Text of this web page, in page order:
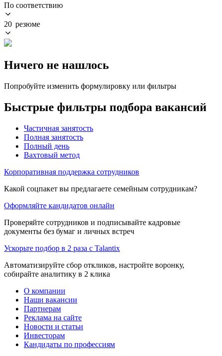
По соответствию
20 резюме
Ничего не нашлось
Попробуйте изменить формулировку или фильтры
Быстрые фильтры подбора вакансий
Частичная занятость
Полная занятость
Полный день
Вахтовый метод
Корпоративная поддержка сотрудников
Какой соцпакет вы предлагаете семейным сотрудникам?
Оформляйте кандидатов онлайн
Проверяйте сотрудников и подписывайте кадровые
документы без бумаг и личных встреч
Ускорьте подбор в 2 раза с Talantix
Автоматизируйте сбор откликов, настройте воронку,
собирайте аналитику в 2 клика
О компании
Наши вакансии
Партнерам
Реклама на сайте
Новости и статьи
Инвесторам
Кандидаты по профессиям